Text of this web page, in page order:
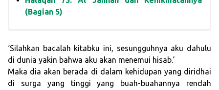
(Bagian 5)
‘Silahkan bacalah kitabku ini, sesungguhnya aku dahulu
di dunia yakin bahwa aku akan menemui hisab.’
Maka dia akan berada di dalam kehidupan yang diridhai
di surga yang tinggi yang buah-buahannya rendah